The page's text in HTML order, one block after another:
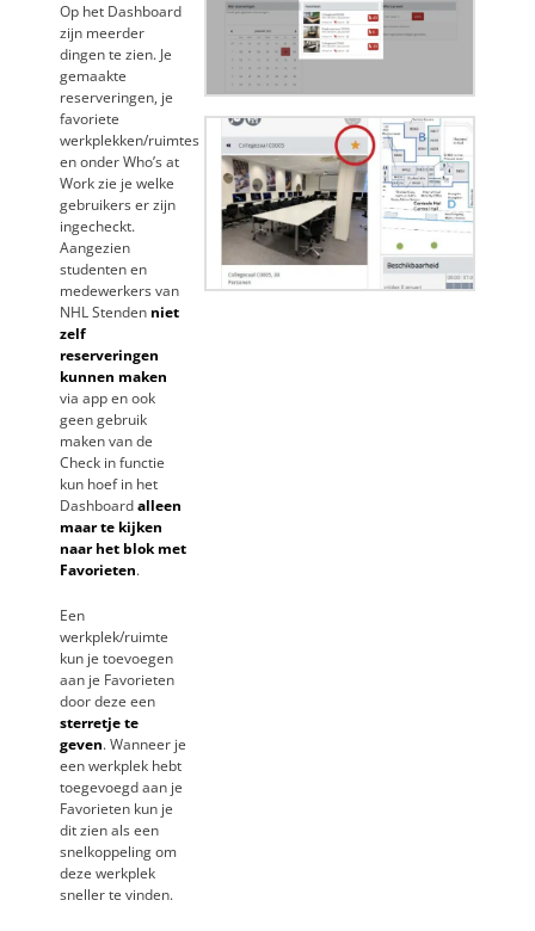
Op het Dashboard
zijn meerder
dingen te zien. Je
gemaakte
reserveringen, je
favoriete
werkplekken/ruimtes
en onder Who’s at
Work zie je welke
gebruikers er zijn
ingecheckt.
Aangezien
studenten en
medewerkers van
NHL Stenden niet
zelf
reserveringen
kunnen maken
via app en ook
geen gebruik
maken van de
Check in functie
kun hoef in het
Dashboardalleen
maar te kijken
naar het blok met
Favorieten.
Een
werkplek/ruimte
kun je toevoegen
aan je Favorieten
door deze een
sterretje te
geven. Wanneer je
een werkplek hebt
toegevoegd aan je
Favorieten kun je
dit zien als een
snelkoppeling om
deze werkplek
sneller te vinden.